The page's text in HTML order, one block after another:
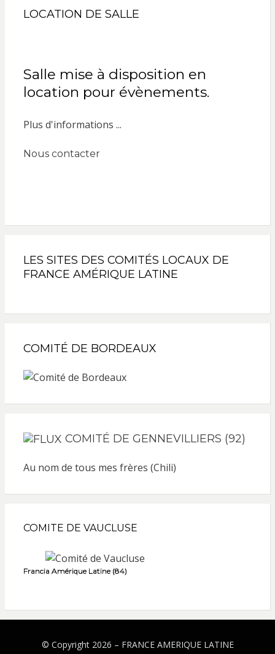
LOCATION DE SALLE
Salle mise à disposition en
location pour évènements.
Plus d'informations ...
Nous contacter
LES SITES DES COMITÉS LOCAUX DE
FRANCE AMÉRIQUE LATINE
COMITÉ DE BORDEAUX
COMITÉ DE GENNEVILLIERS (92)
Au nom de tous mes frères (Chili)
COMITE DE VAUCLUSE
Francia Amérique Latine (84)
© Copyright 2026 – FRANCE AMERIQUE LATINE